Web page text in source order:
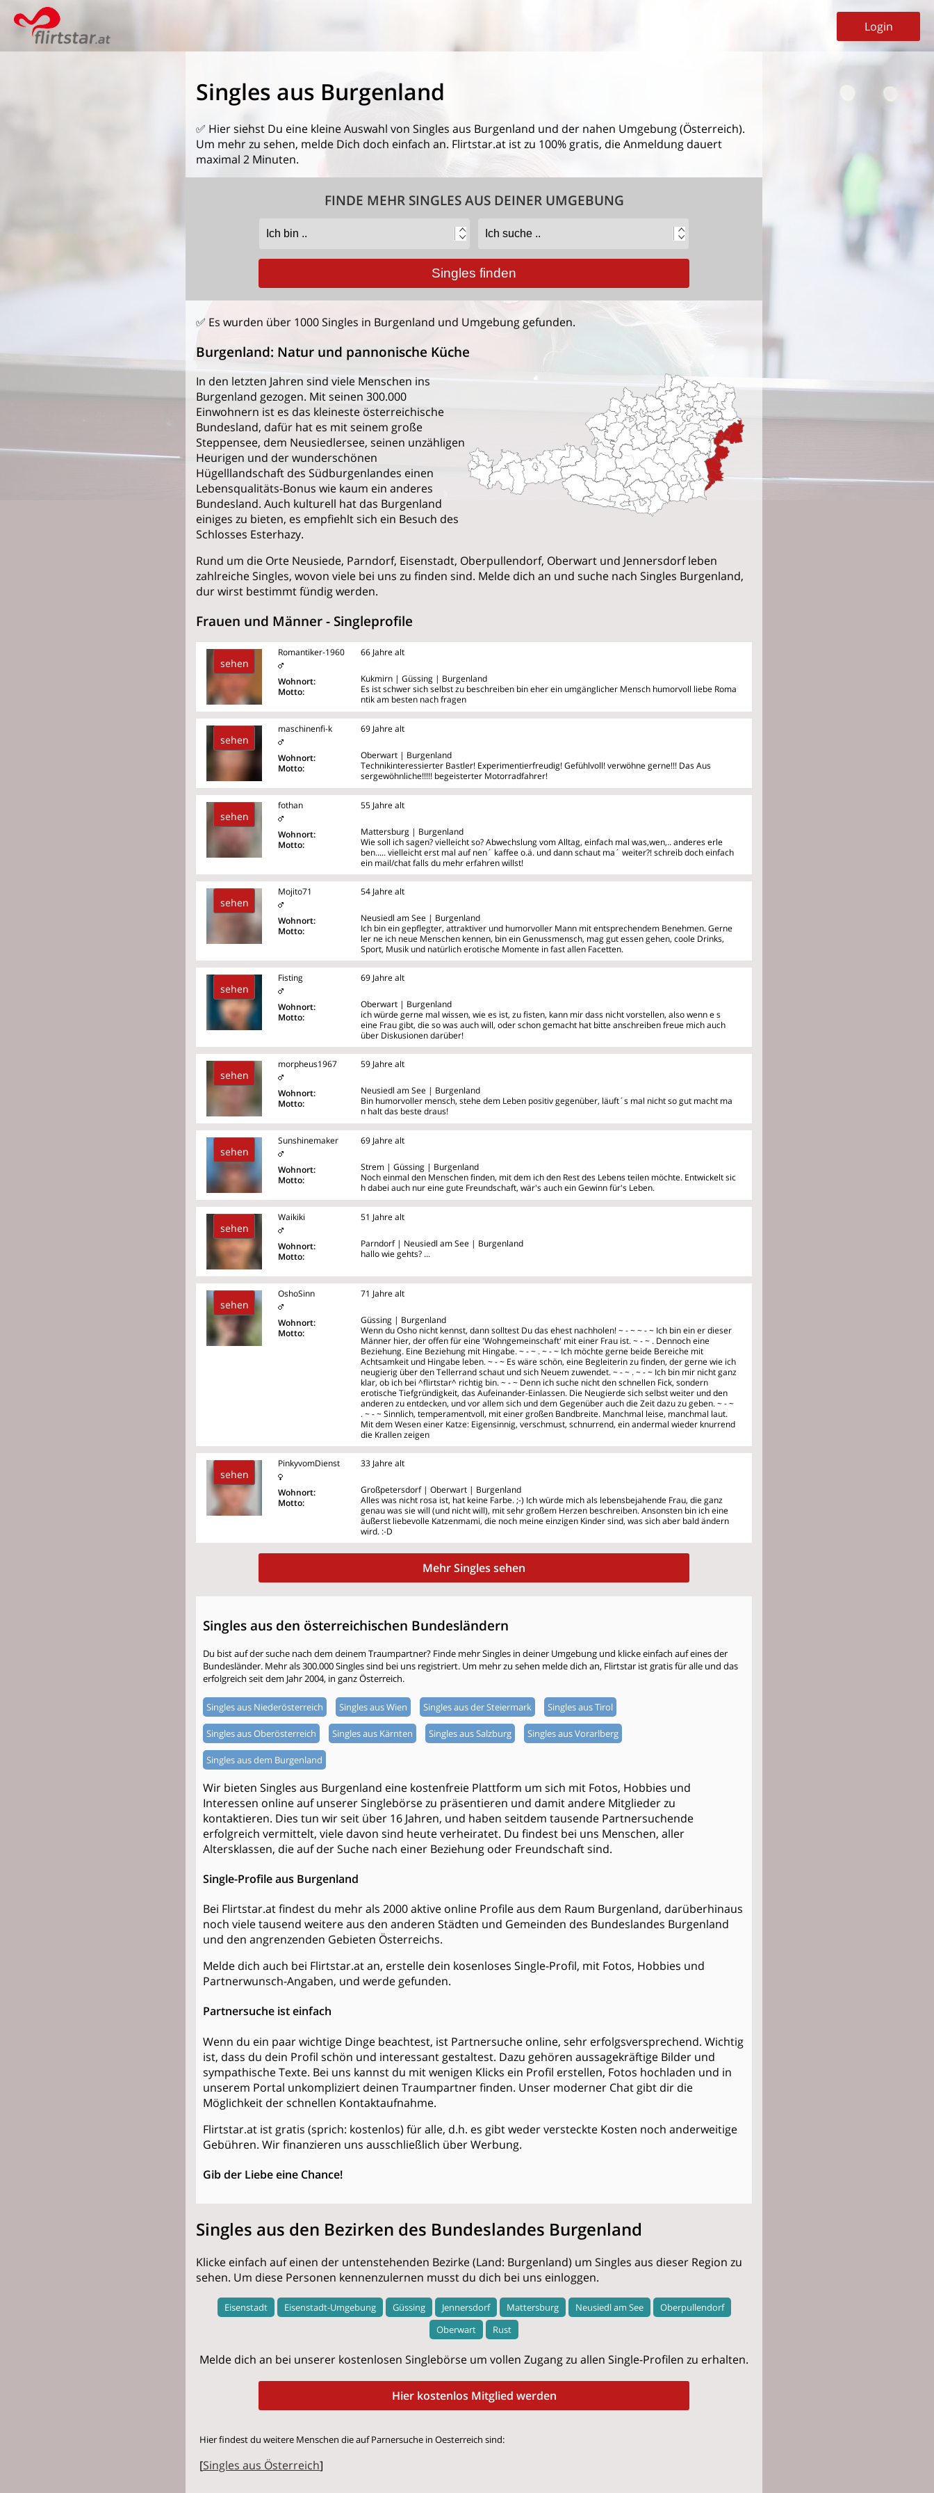
Login
Singles aus Burgenland
✅ Hier siehst Du eine kleine Auswahl von Singles aus Burgenland und der nahen Umgebung (Österreich).
Um mehr zu sehen, melde Dich doch einfach an. Flirtstar.at ist zu 100% gratis, die Anmeldung dauert
maximal 2 Minuten.
FINDE MEHR SINGLES AUS DEINER UMGEBUNG
✅ Es wurden über 1000 Singles in Burgenland und Umgebung gefunden.
Burgenland: Natur und pannonische Küche
In den letzten Jahren sind viele Menschen ins
Burgenland gezogen. Mit seinen 300.000
Einwohnern ist es das kleineste österreichische
Bundesland, dafür hat es mit seinem große
Steppensee, dem Neusiedlersee, seinen unzähligen
Heurigen und der wunderschönen
Hügelllandschaft des Südburgenlandes einen
Lebensqualitäts-Bonus wie kaum ein anderes
Bundesland. Auch kulturell hat das Burgenland
einiges zu bieten, es empfiehlt sich ein Besuch des
Schlosses Esterhazy.
Rund um die Orte Neusiede, Parndorf, Eisenstadt, Oberpullendorf, Oberwart und Jennersdorf leben
zahlreiche Singles, wovon viele bei uns zu finden sind. Melde dich an und suche nach Singles Burgenland,
dur wirst bestimmt fündig werden.
Frauen und Männer - Singleprofile
sehen
Romantiker-1960
Wohnort:
Motto:
66 Jahre alt
Kukmirn | Güssing | Burgenland
Es ist schwer sich selbst zu beschreiben bin eher ein umgänglicher Mensch humorvoll liebe Roma
ntik am besten nach fragen
sehen
maschinenfi-k
Wohnort:
Motto:
69 Jahre alt
Oberwart | Burgenland
Technikinteressierter Bastler! Experimentierfreudig! Gefühlvoll! verwöhne gerne!!! Das Aus
sergewöhnliche!!!!! begeisterter Motorradfahrer!
sehen
fothan
Wohnort:
Motto:
55 Jahre alt
Mattersburg | Burgenland
Wie soll ich sagen? vielleicht so? Abwechslung vom Alltag, einfach mal was,wen,.. anderes erle
ben..... vielleicht erst mal auf nen´ kaffee o.ä. und dann schaut ma´ weiter?! schreib doch einfach
ein mail/chat falls du mehr erfahren willst!
sehen
Mojito71
Wohnort:
Motto:
54 Jahre alt
Neusiedl am See | Burgenland
Ich bin ein gepflegter, attraktiver und humorvoller Mann mit entsprechendem Benehmen. Gerne
ler ne ich neue Menschen kennen, bin ein Genussmensch, mag gut essen gehen, coole Drinks,
Sport, Musik und natürlich erotische Momente in fast allen Facetten.
sehen
Fisting
Wohnort:
Motto:
69 Jahre alt
Oberwart | Burgenland
ich würde gerne mal wissen, wie es ist, zu fisten, kann mir dass nicht vorstellen, also wenn e s
eine Frau gibt, die so was auch will, oder schon gemacht hat bitte anschreiben freue mich auch
über Diskusionen darüber!
sehen
morpheus1967
Wohnort:
Motto:
59 Jahre alt
Neusiedl am See | Burgenland
Bin humorvoller mensch, stehe dem Leben positiv gegenüber, läuft´s mal nicht so gut macht ma
n halt das beste draus!
sehen
Sunshinemaker
Wohnort:
Motto:
69 Jahre alt
Strem | Güssing | Burgenland
Noch einmal den Menschen finden, mit dem ich den Rest des Lebens teilen möchte. Entwickelt sic
h dabei auch nur eine gute Freundschaft, wär's auch ein Gewinn für's Leben.
sehen
Waikiki
Wohnort:
Motto:
51 Jahre alt
Parndorf | Neusiedl am See | Burgenland
hallo wie gehts? ...
sehen
OshoSinn
Wohnort:
Motto:
71 Jahre alt
Güssing | Burgenland
Wenn du Osho nicht kennst, dann solltest Du das ehest nachholen! ~ - ~ ~ - ~ Ich bin ein er dieser
Männer hier, der offen für eine 'Wohngemeinschaft' mit einer Frau ist. ~ - ~ . Dennoch eine
Beziehung. Eine Beziehung mit Hingabe. ~ - ~ . ~ - ~ Ich möchte gerne beide Bereiche mit
Achtsamkeit und Hingabe leben. ~ - ~ Es wäre schön, eine Begleiterin zu finden, der gerne wie ich
neugierig über den Tellerrand schaut und sich Neuem zuwendet. ~ - ~ . ~ - ~ Ich bin mir nicht ganz
klar, ob ich bei ^flirtstar^ richtig bin. ~ - ~ Denn ich suche nicht den schnellen Fick, sondern
erotische Tiefgründigkeit, das Aufeinander-Einlassen. Die Neugierde sich selbst weiter und den
anderen zu entdecken, und vor allem sich und dem Gegenüber auch die Zeit dazu zu geben. ~ - ~
. ~ - ~ Sinnlich, temperamentvoll, mit einer großen Bandbreite. Manchmal leise, manchmal laut.
Mit dem Wesen einer Katze: Eigensinnig, verschmust, schnurrend, ein andermal wieder knurrend
die Krallen zeigen
sehen
PinkyvomDienst
Wohnort:
Motto:
33 Jahre alt
Großpetersdorf | Oberwart | Burgenland
Alles was nicht rosa ist, hat keine Farbe. ;-) Ich würde mich als lebensbejahende Frau, die ganz
genau was sie will (und nicht will), mit sehr großem Herzen beschreiben. Ansonsten bin ich eine
äußerst liebevolle Katzenmami, die noch meine einzigen Kinder sind, was sich aber bald ändern
wird. :-D
Mehr Singles sehen
Singles aus den österreichischen Bundesländern
Du bist auf der suche nach dem deinem Traumpartner? Finde mehr Singles in deiner Umgebung und klicke einfach auf eines der
Bundesländer. Mehr als 300.000 Singles sind bei uns registriert. Um mehr zu sehen melde dich an, Flirtstar ist gratis für alle und das
erfolgreich seit dem Jahr 2004, in ganz Österreich.
Singles aus Niederösterreich Singles aus Wien Singles aus der Steiermark Singles aus Tirol
Singles aus Oberösterreich Singles aus Kärnten Singles aus Salzburg Singles aus Vorarlberg
Singles aus dem Burgenland
Wir bieten Singles aus Burgenland eine kostenfreie Plattform um sich mit Fotos, Hobbies und
Interessen online auf unserer Singlebörse zu präsentieren und damit andere Mitglieder zu
kontaktieren. Dies tun wir seit über 16 Jahren, und haben seitdem tausende Partnersuchende
erfolgreich vermittelt, viele davon sind heute verheiratet. Du findest bei uns Menschen, aller
Altersklassen, die auf der Suche nach einer Beziehung oder Freundschaft sind.
Single-Profile aus Burgenland
Bei Flirtstar.at findest du mehr als 2000 aktive online Profile aus dem Raum Burgenland, darüberhinaus
noch viele tausend weitere aus den anderen Städten und Gemeinden des Bundeslandes Burgenland
und den angrenzenden Gebieten Österreichs.
Melde dich auch bei Flirtstar.at an, erstelle dein kosenloses Single-Profil, mit Fotos, Hobbies und
Partnerwunsch-Angaben, und werde gefunden.
Partnersuche ist einfach
Wenn du ein paar wichtige Dinge beachtest, ist Partnersuche online, sehr erfolgsversprechend. Wichtig
ist, dass du dein Profil schön und interessant gestaltest. Dazu gehören aussagekräftige Bilder und
sympathische Texte. Bei uns kannst du mit wenigen Klicks ein Profil erstellen, Fotos hochladen und in
unserem Portal unkompliziert deinen Traumpartner finden. Unser moderner Chat gibt dir die
Möglichkeit der schnellen Kontaktaufnahme.
Flirtstar.at ist gratis (sprich: kostenlos) für alle, d.h. es gibt weder versteckte Kosten noch anderweitige
Gebühren. Wir finanzieren uns ausschließlich über Werbung.
Gib der Liebe eine Chance!
Singles aus den Bezirken des Bundeslandes Burgenland
Klicke einfach auf einen der untenstehenden Bezirke (Land: Burgenland) um Singles aus dieser Region zu
sehen. Um diese Personen kennenzulernen musst du dich bei uns einloggen.
Eisenstadt Eisenstadt-Umgebung Güssing Jennersdorf Mattersburg Neusiedl am See
Oberpullendorf
Oberwart
Rust
Melde dich an bei unserer kostenlosen Singlebörse um vollen Zugang zu allen Single-Profilen zu erhalten.
Hier kostenlos Mitglied werden
Hier findest du weitere Menschen die auf Parnersuche in Oesterreich sind:
[Singles aus Österreich]